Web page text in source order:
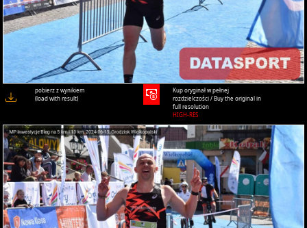
pobierz z wynikiem
(load with result)
Kup oryginał w pełnej
rozdzielczości / Buy the original in
full resolution
HIGH-RES